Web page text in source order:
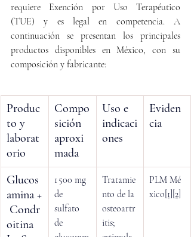
requiere Exención por Uso Terapéutico
(TUE) y es legal en competencia. A
continuación se presentan los principales
productos disponibles en México, con su
composición y fabricante:
Produc
to y
laborat
orio
Compo
sición
aproxi
mada
Uso e
indicaci
ones
Eviden
cia
Glucos
amina +
Condr
oitina
1 500 mg
de
sulfato
de
Tratamie
nto de la
osteoartr
itis;
PLM Mé
xico [1] [2]